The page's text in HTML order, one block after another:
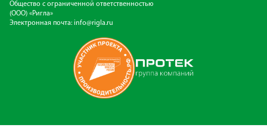
Общество с ограниченной ответственностью
(ООО) «Ригла»
Электронная почта: info@rigla.ru